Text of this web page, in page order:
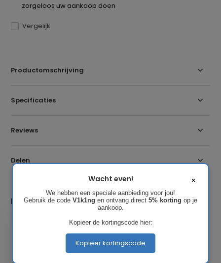
zorgeloos uw aankoop doen
Vergelijk
Productomschrijving
Specificaties
Reviews
Delen
Laatst bekeken
×
Wacht even!
We hebben een speciale aanbieding voor jou!
Gebruik de code V1k1ng en ontvang direct 5% korting op je
aankoop.
Kopieer de kortingscode hier:
Kopieer kortingscode